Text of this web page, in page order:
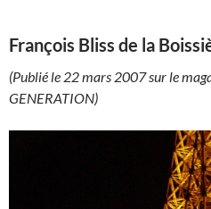
François Bliss de la
(Publié le 22 mars 2007 sur le
GENERATION)